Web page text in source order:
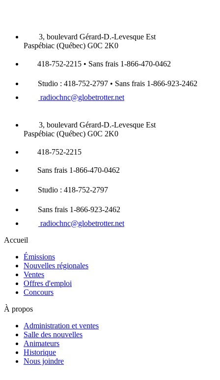
3, boulevard Gérard-D.-Levesque Est
Paspébiac (Québec) G0C 2K0
418-752-2215 • Sans frais 1-866-470-0462
Studio : 418-752-2797 • Sans frais 1-866-923-2462
radiochnc@globetrotter.net
3, boulevard Gérard-D.-Levesque Est
Paspébiac (Québec) G0C 2K0
418-752-2215
Sans frais 1-866-470-0462
Studio : 418-752-2797
Sans frais 1-866-923-2462
radiochnc@globetrotter.net
Accueil
Émissions
Nouvelles régionales
Ventes
Offres d'emploi
Concours
À propos
Administration et ventes
Salle des nouvelles
Animateurs
Historique
Nous joindre